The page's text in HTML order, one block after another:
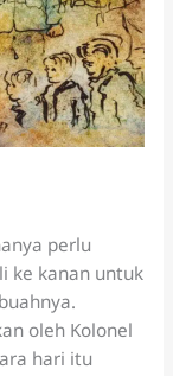
perlu
ke kanan untuk
oleh Kolonel
hari itu